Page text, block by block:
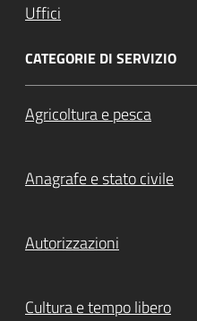
Uffici
CATEGORIE DI SERVIZIO
Agricoltura e pesca
Anagrafe e stato civile
Autorizzazioni
Cultura e tempo libero